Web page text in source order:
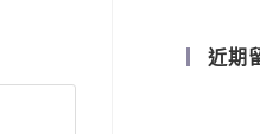
近期